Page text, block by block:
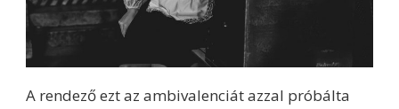
A rendező ezt az ambivalenciát azzal próbálta